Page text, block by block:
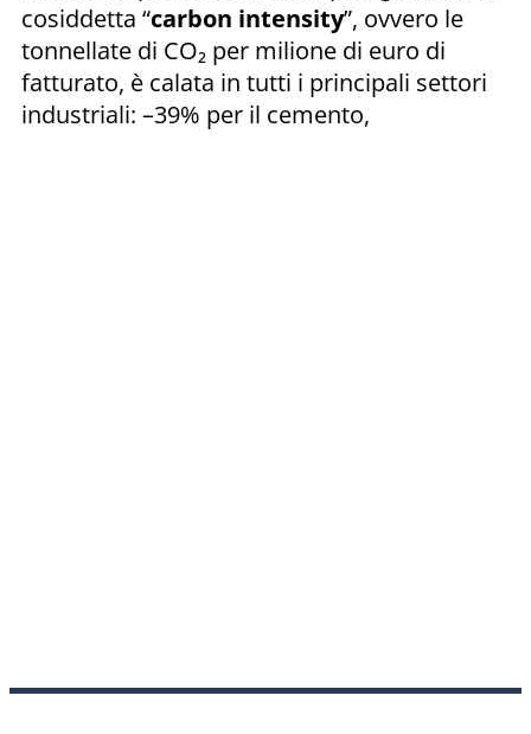
cosiddetta “carbon intensity”, ovvero le
tonnellate di CO₂ per milione di euro di
fatturato, è calata in tutti i principali settori
industriali: –39% per il cemento,